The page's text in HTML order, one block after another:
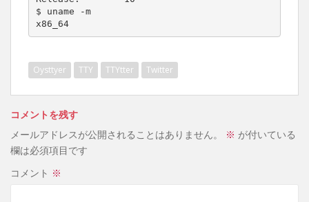
$ uname -m
x86_64
Oysttyer TTY TTYtter Twitter
コメントを残す
メールアドレスが公開されることはありません。
※ が付いている
欄は必須項目です
コメント ※